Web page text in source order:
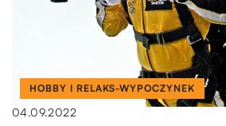
HOBBY I RELAKS-WYPOCZYNEK
04.09.2022